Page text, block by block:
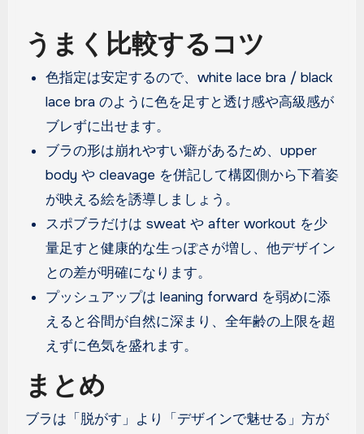
うまく比較するコツ
色指定は安定するので、white lace bra / black
lace bra のように色を足すと透け感や高級感が
ブレずに出せます。
ブラの形は崩れやすい癖があるため、upper
body や cleavage を併記して構図側から下着姿
が映える絵を誘導しましょう。
スポブラだけは sweat や after workout を少
量足すと健康的な生っぽさが増し、他デザイン
との差が明確になります。
プッシュアップは leaning forward を弱めに添
えると谷間が自然に深まり、全年齢の上限を超
えずに色気を盛れます。
まとめ
ブラは「脱がす」より「デザインで魅せる」方が